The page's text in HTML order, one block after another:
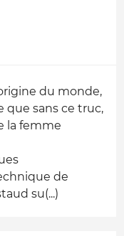
du monde,
que sans ce truc,
la femme
de
su(...)